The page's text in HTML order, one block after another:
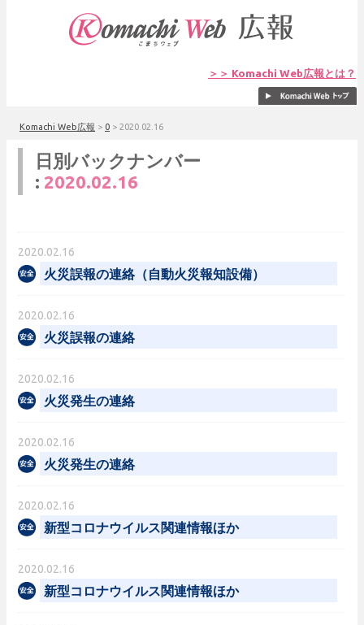
＞＞ Komachi Web広報とは？
Komachi Web広報 > 0 > 2020.02.16
日別バックナンバー
: 2020.02.16
2020.02.16
火災誤報の連絡（自動火災報知設備）
2020.02.16
火災誤報の連絡
2020.02.16
火災発生の連絡
2020.02.16
火災発生の連絡
2020.02.16
新型コロナウイルス関連情報ほか
2020.02.16
新型コロナウイルス関連情報ほか